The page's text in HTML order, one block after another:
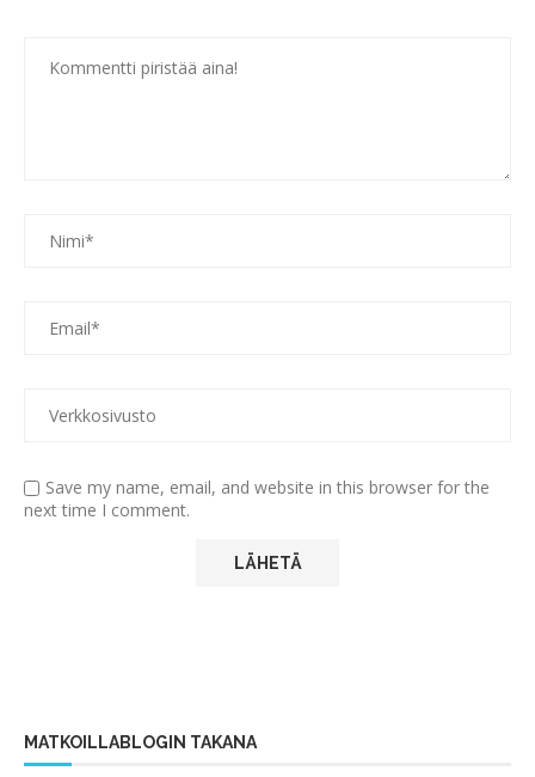
Save my name, email, and website in this browser for the
next time I comment.
MATKOILLABLOGIN TAKANA